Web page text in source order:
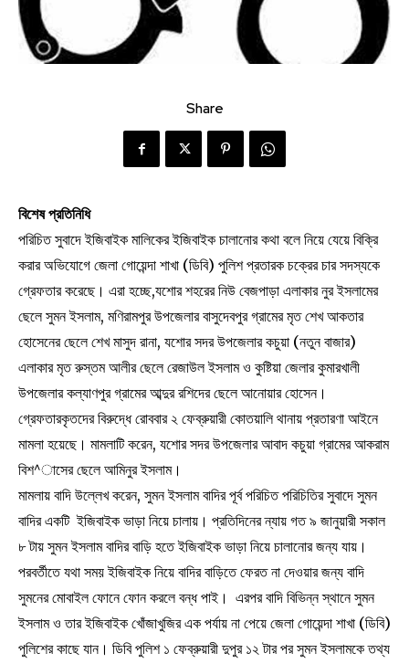
Share
বিশেষ প্রতিনিধি
পরিচিত সুবাদে ইজিবাইক মালিকের ইজিবাইক চালানোর কথা বলে নিয়ে যেয়ে বিক্রি
করার অভিযোগে জেলা গোয়েন্দা শাখা (ডিবি) পুলিশ প্রতারক চক্রের চার সদস্যকে
গ্রেফতার করেছে। এরা হচ্ছে,যশোর শহরের নিউ বেজপাড়া এলাকার নুর ইসলামের
ছেলে সুমন ইসলাম, মণিরামপুর উপজেলার বাসুদেবপুর গ্রামের মৃত শেখ আকতার
হোসেনের ছেলে শেখ মাসুদ রানা, যশোর সদর উপজেলার কচুয়া (নতুন বাজার)
এলাকার মৃত রুস্তম আলীর ছেলে রেজাউল ইসলাম ও কুষ্টিয়া জেলার কুমারখালী
উপজেলার কল্যাণপুর গ্রামের আব্দুর রশিদের ছেলে আনোয়ার হোসেন।
গ্রেফতারকৃতদের বিরুদ্ধে রোববার ২ ফেব্রুয়ারী কোতয়ালি থানায় প্রতারণা আইনে
মামলা হয়েছে। মামলাটি করেন, যশোর সদর উপজেলার আবাদ কচুয়া গ্রামের আকরাম
বিশ^াসের ছেলে আমিনুর ইসলাম।
মামলায় বাদি উল্লেখ করেন, সুমন ইসলাম বাদির পূর্ব পরিচিত পরিচিতির সুবাদে সুমন
বাদির একটি ইজিবাইক ভাড়া নিয়ে চালায়। প্রতিদিনের ন্যায় গত ৯ জানুয়ারী সকাল
৮ টায় সুমন ইসলাম বাদির বাড়ি হতে ইজিবাইক ভাড়া নিয়ে চালানোর জন্য যায়।
পরবর্তীতে যথা সময় ইজিবাইক নিয়ে বাদির বাড়িতে ফেরত না দেওয়ার জন্য বাদি
সুমনের মোবাইল ফোনে ফোন করলে বন্ধ পাই। এরপর বাদি বিভিন্ন স্থানে সুমন
ইসলাম ও তার ইজিবাইক খোঁজাখুজির এক পর্যায় না পেয়ে জেলা গোয়েন্দা শাখা (ডিবি)
পুলিশের কাছে যান। ডিবি পুলিশ ১ ফেব্রুয়ারী দুপুর ১২ টার পর সুমন ইসলামকে তথ্য